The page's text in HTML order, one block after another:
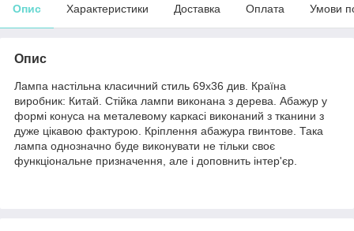
Опис Характеристики Доставка Оплата Умови
Опис
Лампа настільна класичний стиль 69х36 див. Країна
виробник: Китай. Стійка лампи виконана з дерева. Абажур у
формі конуса на металевому каркасі виконаний з тканини з
дуже цікавою фактурою. Кріплення абажура гвинтове. Така
лампа однозначно буде виконувати не тільки своє
функціональне призначення, але і доповнить інтер'єр.